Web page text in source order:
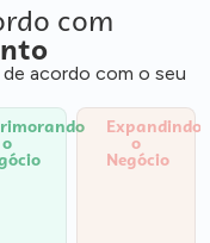
com
acordo com o seu
o
Expandindo
o
Negócio